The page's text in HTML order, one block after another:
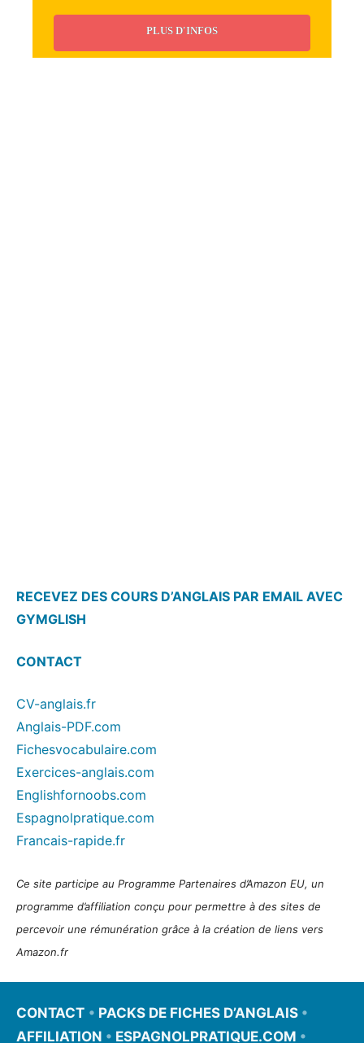
PLUS D'INFOS
RECEVEZ DES COURS D’ANGLAIS PAR EMAIL AVEC
GYMGLISH
CONTACT
CV-anglais.fr
Anglais-PDF.com
Fichesvocabulaire.com
Exercices-anglais.com
Englishfornoobs.com
Espagnolpratique.com
Francais-rapide.fr
Ce site participe au Programme Partenaires d’Amazon EU, un
programme d’affiliation conçu pour permettre à des sites de
percevoir une rémunération grâce à la création de liens vers
Amazon.fr
CONTACT • PACKS DE FICHES D’ANGLAIS •
AFFILIATION • ESPAGNOLPRATIQUE.COM •